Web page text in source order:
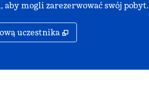
aby mogli zarezerwować swój pobyt.
uczestnika ,